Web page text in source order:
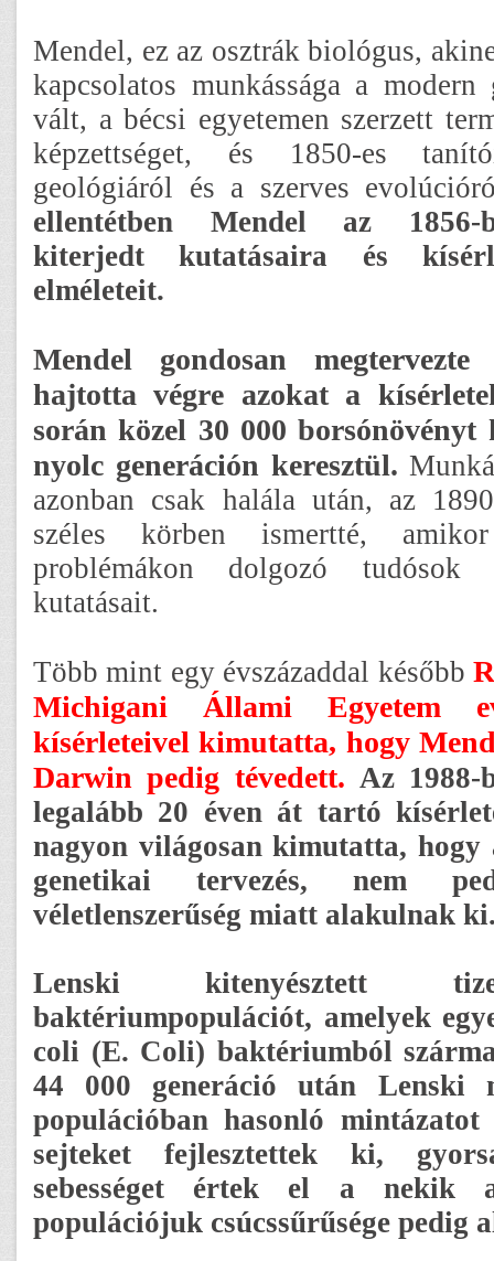
Mendel, ez az osztrák biológus,
kapcsolatos munkássága a modern
vált, a bécsi egyetemen szerzett
képzettséget, és 1850-es
geológiáról és a szerves
ellentétben Mendel az 1856-
kiterjedt kutatásaira és
elméleteit.
Mendel gondosan megtervezte
hajtotta végre azokat a
során közel 30 000 borsónövényt
nyolc generáción keresztül.
azonban csak halála után, az
széles körben ismertté,
problémákon dolgozó tudósok
kutatásait.
Több mint egy évszázaddal később
Michigani Állami Egyetem
kísérleteivel kimutatta, hogy
Darwin pedig tévedett. Az 1988-
legalább 20 éven át tartó
nagyon világosan kimutatta, hogy
genetikai tervezés, nem
véletlenszerűség miatt alakulnak
Lenski kitenyésztett
baktériumpopulációt, amelyek
coli (E. Coli) baktériumból
44 000 generáció után Lenski
populációban hasonló mintázatot
sejteket fejlesztettek ki,
sebességet értek el a nekik
populációjuk csúcssűrűsége pedig